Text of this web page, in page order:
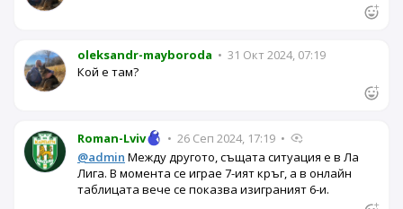
oleksandr-mayboroda • 31 Окт 2024, 07:19
Кой е там?
Roman-Lviv • 26 Сеп 2024, 17:19 •
@admin Между другото, същата ситуация е в Ла
Лига. В момента се играе 7-ият кръг, а в онлайн
таблицата вече се показва изиграният 6-и.